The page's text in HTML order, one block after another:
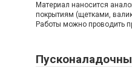
Материал наносится
покрытиям (щетками,
Работы можно проводить